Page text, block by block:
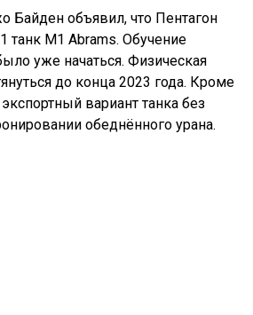
объявил, что Пентагон
танк M1 Abrams. Обучение
уже начаться. Физическая
до конца 2023 года. Кроме
вариант танка без
обеднённого урана.